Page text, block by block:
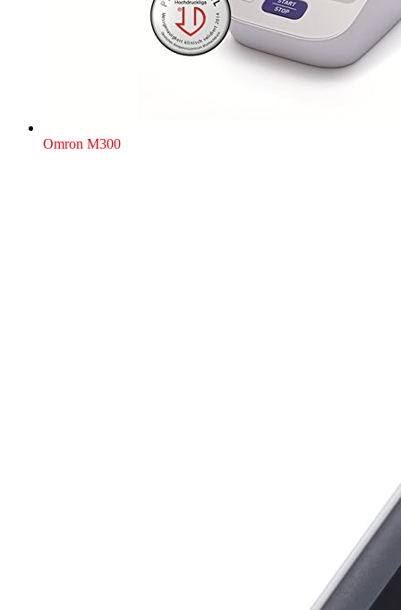
Omron M300